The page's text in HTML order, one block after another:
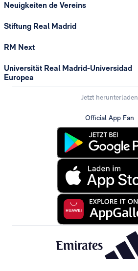
Neuigkeiten de Vereins
Stiftung Real Madrid
RM Next
Universität Real Madrid-Universidad
Europea
Jetzt herunterladen
Official App Fan